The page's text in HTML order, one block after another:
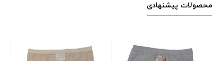
محصولات پیشنهادی